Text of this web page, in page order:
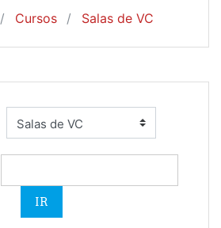
Cursos Salas de VC